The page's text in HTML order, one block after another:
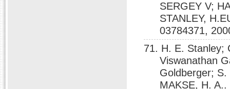
SERGEY V;
STANLEY,
03784371,
71. H. E. Stanley;
Viswanathan
Goldberger;
MAKSE, H. A..